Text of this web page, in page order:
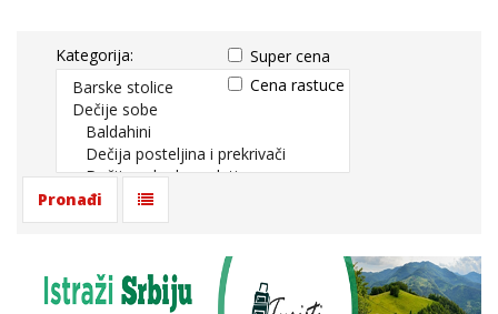
Kategorija:
Super cena
Cena rastuce